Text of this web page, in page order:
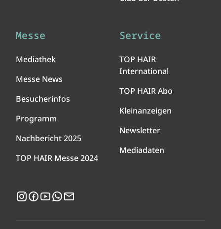
Messe
Mediathek
Messe News
Besucherinfos
Programm
Nachbericht 2025
TOP HAIR Messe 2024
Service
TOP HAIR
International
TOP HAIR Abo
Kleinanzeigen
Newsletter
Mediadaten
Instagram
Facebook
YouTubeWhatsApp